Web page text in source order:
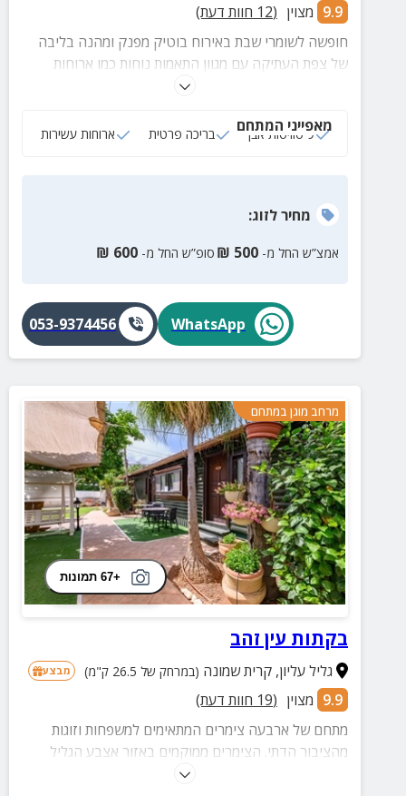
9.9 מצוין (
12 חוות דעת)
חופשה לשומרי שבת באירוח בוטיק מפנק ומהנה בליבה
של צפת העתיקה עם מגוון התאמות נוחות כמו ארוחות
כשרות למהדרין, חדר אוכל, בריכה פרטית מקורה ומוצנעת
מאפייני המתחם
9 סוויטות אבן בריכה פרטית ארוחות עשירות
מחירלזוג:
אמצ”ש החל מ- 500
₪ סופ”ש החל מ- 600
₪
WhatsApp
053-9374456
מרחב מוגן במתחם
+67 תמונות
בקתות עין זהב
גליל עליון,קרית שמונה (במרחק של 26.5 ק"מ) מבצע
9.9 מצוין (
19 חוות דעת)
מתחם של ארבעה צימרים המתאימים למשפחות וזוגות
מהציבור הדתי. הצימרים ממוקמים באזור אצבע הגליל